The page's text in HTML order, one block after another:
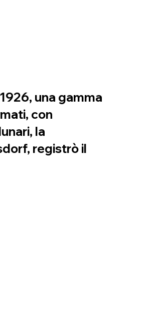
una gamma
con
la
registrò il